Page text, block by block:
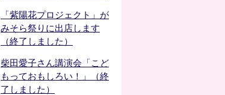
「紫陽花プロジェクト」が
みそら祭りに出店します
（終了しました）
柴田愛子さん講演会「こど
もっておもしろい！」（終
了しました）